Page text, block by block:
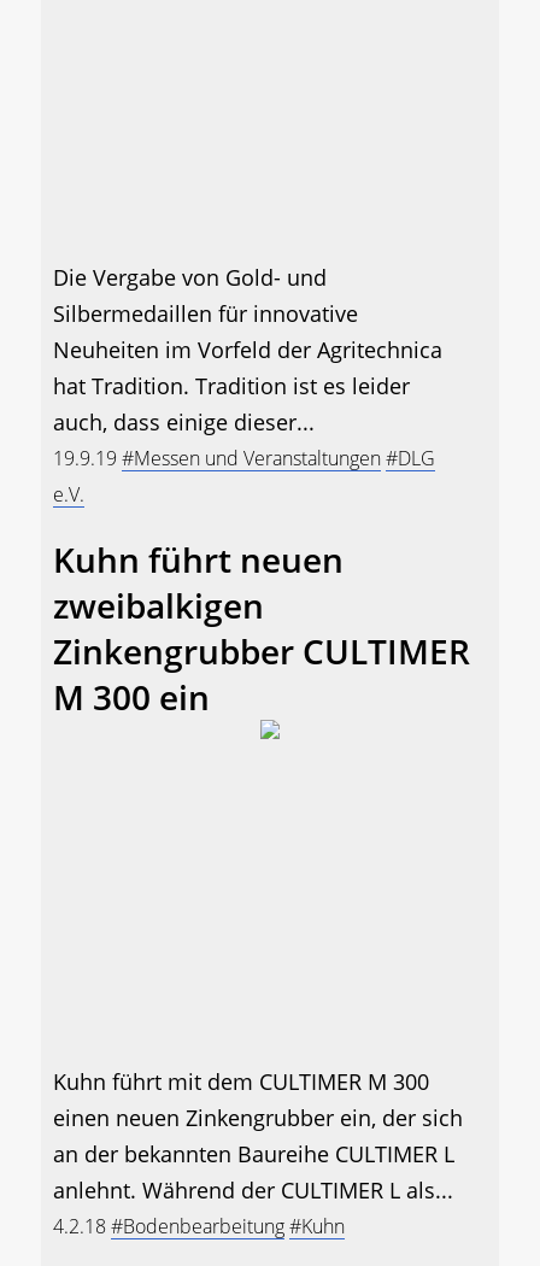
Die Vergabe von Gold- und
Silbermedaillen für innovative
Neuheiten im Vorfeld der Agritechnica
hat Tradition. Tradition ist es leider
auch, dass einige dieser...
19.9.19 #Messen und Veranstaltungen#DLG
e.V.
Kuhn führt neuen
zweibalkigen
Zinkengrubber CULTIMER
M 300 ein
Kuhn führt mit dem CULTIMER M 300
einen neuen Zinkengrubber ein, der sich
an der bekannten Baureihe CULTIMER L
anlehnt. Während der CULTIMER L als...
4.2.18#Bodenbearbeitung#Kuhn